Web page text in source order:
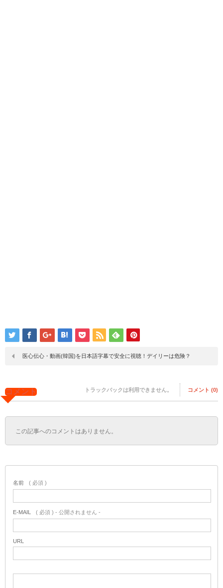
医心伝心・動画(韓国)を日本語字幕で安全に視聴！デイリーは危険？
コメント トラックバックは利用できません。 コメント (0)
この記事へのコメントはありません。
名前 ( 必須 )
E-MAIL ( 必須 ) - 公開されません -
URL